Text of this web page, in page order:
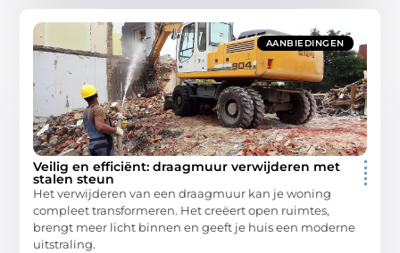
AANBIEDINGEN
Veilig en efficiënt: draagmuur verwijderen met
stalen steun
Het verwijderen van een draagmuur kan je woning
compleet transformeren. Het creëert open ruimtes,
brengt meer licht binnen en geeft je huis een moderne
uitstraling.